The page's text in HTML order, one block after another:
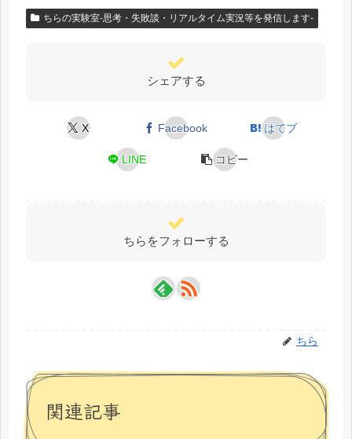
ちらの実験室-思考・失敗談・リアルタイム実況等を発信します-
シェアする
X Facebook はてブ
LINE コピー
ちらをフォローする
ちら
関連記事